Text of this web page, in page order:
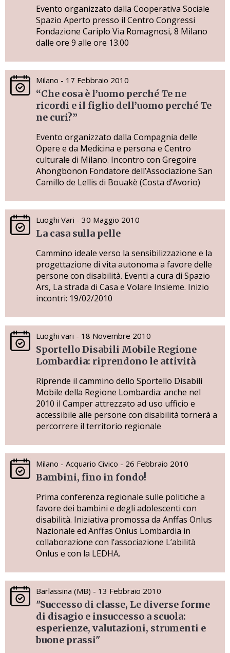
Evento organizzato dalla Cooperativa Sociale
Spazio Aperto presso il Centro Congressi
Fondazione Cariplo Via Romagnosi, 8 Milano
dalle ore 9 alle ore 13.00
Milano - 17 Febbraio 2010
“Che cosa è l’uomo perché Te ne
ricordi e il figlio dell’uomo perché Te
ne curi?”
Evento organizzato dalla Compagnia delle
Opere e da Medicina e persona e Centro
culturale di Milano. Incontro con Gregoire
Ahongbonon Fondatore dell’Associazione San
Camillo de Lellis di Bouakè (Costa d’Avorio)
Luoghi Vari - 30 Maggio 2010
La casa sulla pelle
Cammino ideale verso la sensibilizzazione e la
progettazione di vita autonoma a favore delle
persone con disabilità. Eventi a cura di Spazio
Ars, La strada di Casa e Volare Insieme. Inizio
incontri: 19/02/2010
Luoghi vari - 18 Novembre 2010
Sportello Disabili Mobile Regione
Lombardia: riprendono le attività
Riprende il cammino dello Sportello Disabili
Mobile della Regione Lombardia: anche nel
2010 il Camper attrezzato ad uso ufficio e
accessibile alle persone con disabilità tornerà a
percorrere il territorio regionale
Milano - Acquario Civico - 26 Febbraio 2010
Bambini, fino in fondo!
Prima conferenza regionale sulle politiche a
favore dei bambini e degli adolescenti con
disabilità. Iniziativa promossa da Anffas Onlus
Nazionale ed Anffas Onlus Lombardia in
collaborazione con l’associazione L’abilità
Onlus e con la LEDHA.
Barlassina (MB) - 13 Febbraio 2010
"Successo di classe, Le diverse forme
di disagio e insuccesso a scuola:
esperienze, valutazioni, strumenti e
buone prassi"